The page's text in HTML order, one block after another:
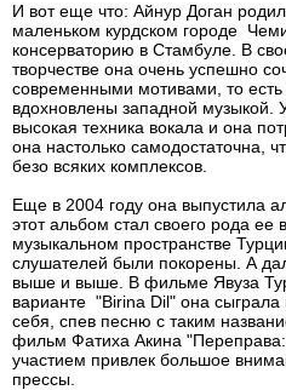
И вот еще что: Айнур Доган
маленьком курдском городе
консерваторию в Стамбуле. В
творчестве она очень успешно
современными мотивами, то
вдохновлены западной музыкой.
высокая техника вокала и она
она настолько самодостаточна,
безо всяких комплексов.
Еще в 2004 году она выпустила
этот альбом стал своего рода ее
музыкальном пространстве
слушателей были покорены. А
выше и выше. В фильме Явуза
варианте "Birina Dil" она
себя, спев песню с таким
фильм Фатиха Акина
участием привлек большое
прессы.